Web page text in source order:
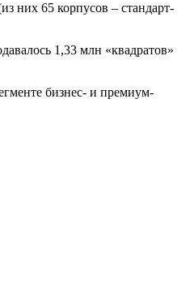
них 65 корпусов – стандарт-
1,33 млн «квадратов»
бизнес- и премиум-